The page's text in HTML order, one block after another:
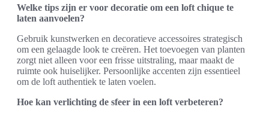
Welke tips zijn er voor decoratie om een loft chique te
laten aanvoelen?
Gebruik kunstwerken en decoratieve accessoires strategisch
om een gelaagde look te creëren. Het toevoegen van planten
zorgt niet alleen voor een frisse uitstraling, maar maakt de
ruimte ook huiselijker. Persoonlijke accenten zijn essentieel
om de loft authentiek te laten voelen.
Hoe kan verlichting de sfeer in een loft verbeteren?